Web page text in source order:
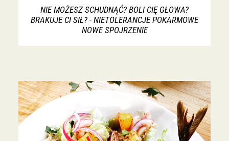
NIE MOŻESZ SCHUDNĄĆ? BOLI CIĘ GŁOWA?
BRAKUJE CI SIŁ? - NIETOLERANCJE POKARMOWE
NOWE SPOJRZENIE